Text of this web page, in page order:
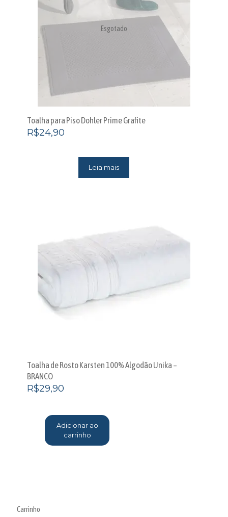
Esgotado
Toalha para Piso Dohler Prime Grafite
R$24,90
Leia mais
Toalha de Rosto Karsten 100% Algodão Unika –
BRANCO
R$29,90
Adicionar ao
carrinho
Carrinho